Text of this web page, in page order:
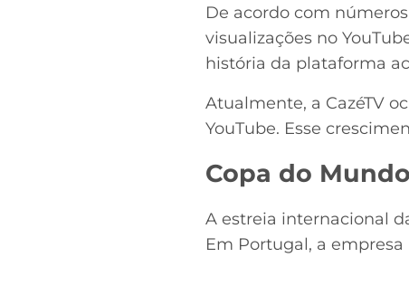
De acordo com
visualizações no
história da plataforma
Atualmente, a CazéTV
YouTube. Esse
Copa do
A estreia internacional
Em Portugal, a